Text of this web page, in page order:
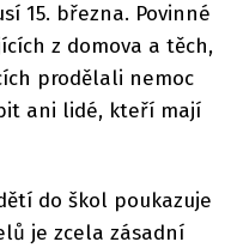
15. března. Povinné
z domova a těch,
prodělali nemoc
ani lidé, kteří mají
do škol poukazuje
je zcela zásadní